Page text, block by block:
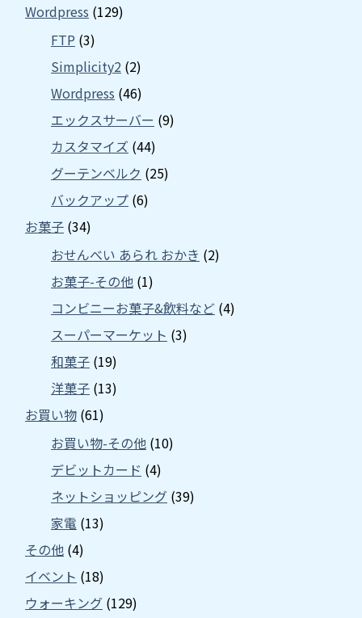
Wordpress (129)
FTP (3)
Simplicity2 (2)
Wordpress (46)
エックスサーバー (9)
カスタマイズ (44)
グーテンベルク (25)
バックアップ (6)
お菓子 (34)
おせんべい あられ おかき (2)
お菓子-その他 (1)
コンビニーお菓子&飲料など (4)
スーパーマーケット (3)
和菓子 (19)
洋菓子 (13)
お買い物 (61)
お買い物-その他 (10)
デビットカード (4)
ネットショッピング (39)
家電 (13)
その他 (4)
イベント (18)
ウォーキング (129)